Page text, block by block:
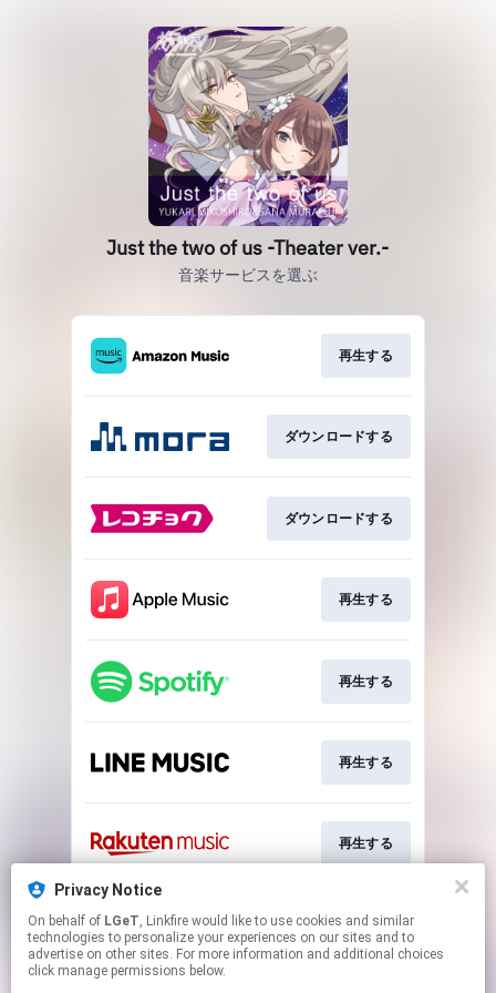
Privacy Notice
On behalf of LGeT, Linkfire would like to use cookies and similar
technologies to personalize your experiences on our sites and to
advertise on other sites. For more information and additional choices
click manage permissions below.
Just the two of us -Theater ver.-
音楽サービスを選ぶ
再生する
ダウンロードする
ダウンロードする
再生する
再生する
再生する
再生する
再生する